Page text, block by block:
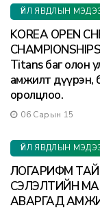
ҮЙЛ ЯВДЛЫН
KOREA OPEN
Titans баг олон
амжилт дүүрэн,
оролцлоо.
06 Сарын 15
ҮЙЛ ЯВДЛЫН
ЛОГАРИФМ
СЭЛЭЛТИЙН
АВАРГАД